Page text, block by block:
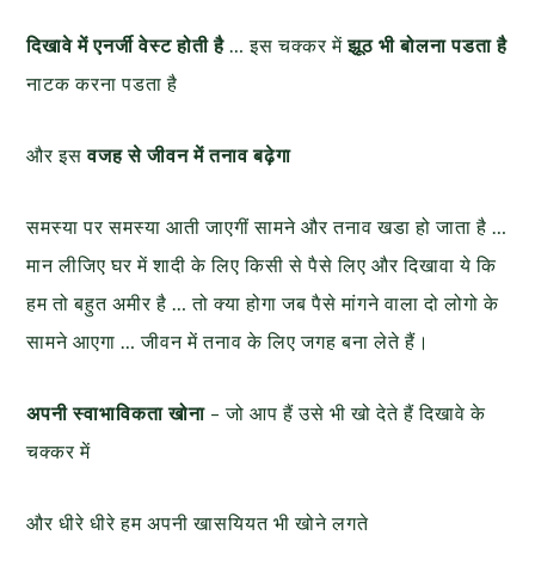
दिखावे में एनर्जी वेस्ट होती है … इस चक्कर मेंझूठ भी बोलना पडता है
नाटक करना पडता है
और इसवजह से जीवन में तनाव बढ़ेगा
समस्या पर समस्या आती जाएगीं सामने और तनाव खडा हो जाता है …
मान लीजिए घर में शादी के लिए किसी से पैसे लिए और दिखावा ये कि
हम तो बहुत अमीर है … तो क्या होगा जब पैसे मांगने वाला दो लोगो के
सामने आएगा … जीवन में तनाव के लिए जगह बना लेते हैं।
अपनी स्वाभाविकता खोना – जो आप हैं उसे भी खो देते हैं दिखावे के
चक्कर में
और धीरे धीरे हम अपनी खासयियत भी खोने लगते